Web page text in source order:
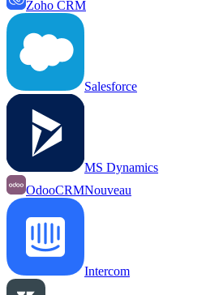
Zoho CRM
Salesforce
MS Dynamics
OdooCRMNouveau
Intercom